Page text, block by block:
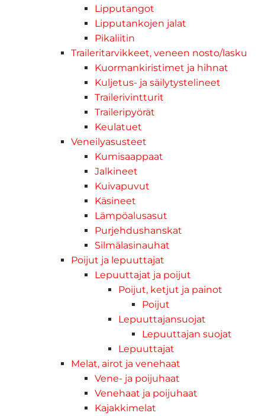
Lipputangot
Lipputankojen jalat
Pikaliitin
Traileritarvikkeet, veneen nosto/lasku
Kuormankiristimet ja hihnat
Kuljetus- ja säilytystelineet
Trailerivintturit
Traileripyörät
Keulatuet
Veneilyasusteet
Kumisaappaat
Jalkineet
Kuivapuvut
Käsineet
Lämpöalusasut
Purjehdushanskat
Silmälasinauhat
Poijut ja lepuuttajat
Lepuuttajat ja poijut
Poijut, ketjut ja painot
Poijut
Lepuuttajansuojat
Lepuuttajan suojat
Lepuuttajat
Melat, airot ja venehaat
Vene- ja poijuhaat
Venehaat ja poijuhaat
Kajakkimelat